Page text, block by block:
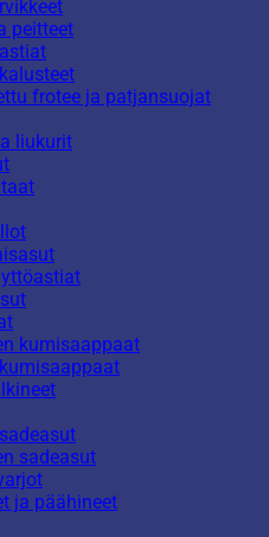
peitteet
frotee ja patjansuojat
liukurit
kumisaappaat
sadeasut
ja päähineet